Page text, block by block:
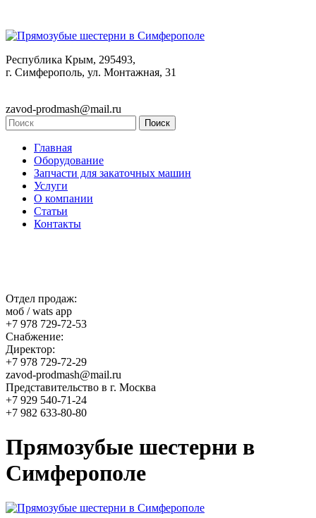
Республика Крым, 295493,
г. Симферополь, ул. Монтажная, 31
zavod-prodmash@mail.ru
Главная
Оборудование
Запчасти для закаточных машин
Услуги
О компании
Статьи
Контакты
Отдел продаж:
моб / wats app
+7 978 729-72-53
Снабжение:
Директор:
+7 978 729-72-29
zavod-prodmash@mail.ru
Представительство в г. Москва
+7 929 540-71-24
+7 982 633-80-80
Прямозубые шестерни в
Симферополе